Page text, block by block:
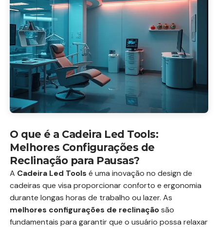
O que é a Cadeira Led Tools:
Melhores Configurações de
Reclinação para Pausas?
A Cadeira Led Tools é uma inovação no design de
cadeiras que visa proporcionar conforto e ergonomia
durante longas horas de trabalho ou lazer. As
melhores configurações de reclinaçãosão
fundamentais para garantir que o usuário possa relaxar